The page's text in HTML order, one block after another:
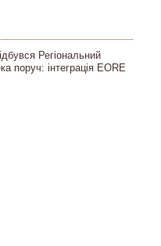
Регіональний
поруч: інтеграція EORE